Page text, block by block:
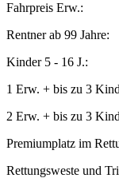
Fahrpreis Erw.:
Rentner ab 99
Kinder 5 - 16 J.:
1 Erw. + bis zu 3
2 Erw. + bis zu 3
Premiumplatz im
Rettungsweste und